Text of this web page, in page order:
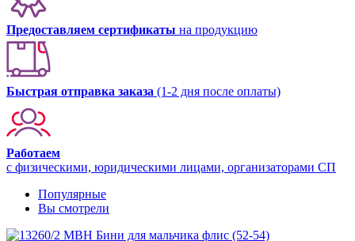
Предоставляем сертификаты на продукцию
Быстрая отправка заказа (1-2 дня после оплаты)
Работаем
с физическими, юридическими лицами, организаторами СП
Популярные
Вы смотрели